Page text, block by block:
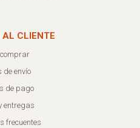
CLIENTE
comprar
de envío
de pago
entregas
frecuentes